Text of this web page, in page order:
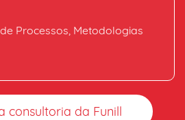
Processos, Metodologias
consultoria da Funill